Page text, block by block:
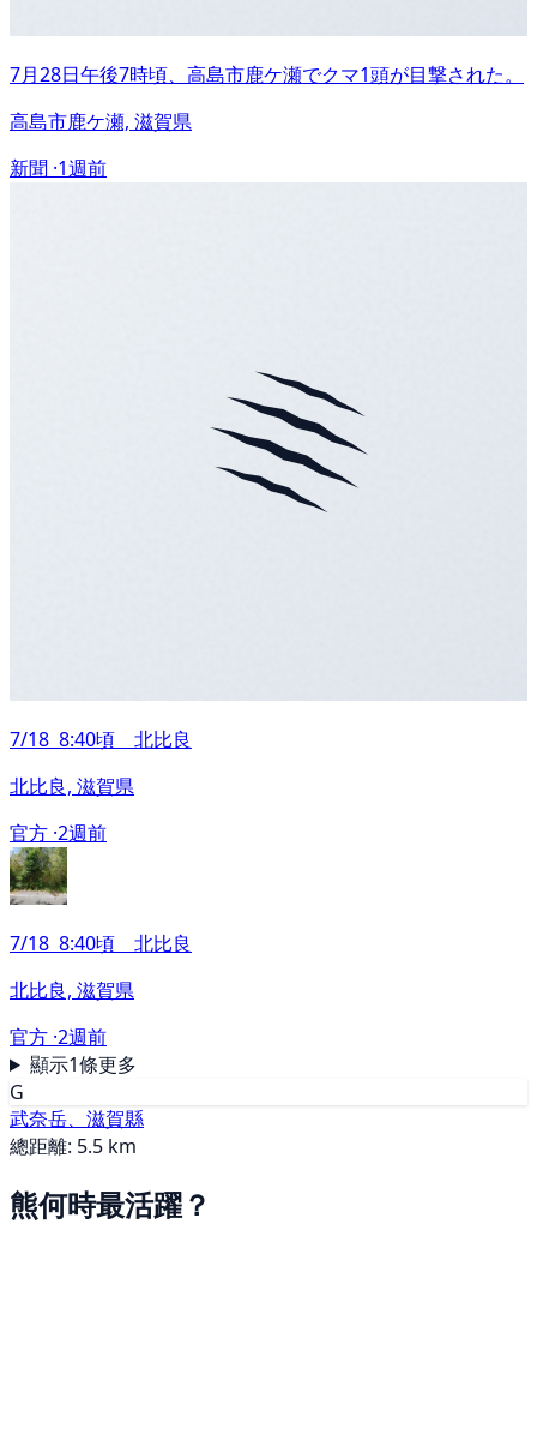
7月28日午後7時頃、高島市鹿ケ瀬でクマ1頭が目撃された。
高島市鹿ケ瀬, 滋賀県
新聞 ·1週前
7/18 8:40頃 北比良
北比良, 滋賀県
官方 ·2週前
7/18 8:40頃 北比良
北比良, 滋賀県
官方 ·2週前
顯示1條更多
G
武奈岳、滋賀縣
總距離: 5.5 km
熊何時最活躍？